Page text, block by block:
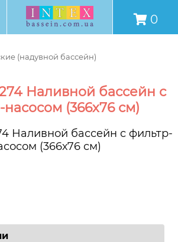
0
(надувной бассейн)
Наливной бассейн с
насосом (366х76 см)